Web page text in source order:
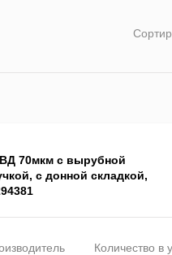
70мкм с вырубной
с донной складкой,
Количество в